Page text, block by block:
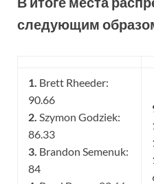
следующим
1. Brett Rheeder:
90.66
2. Szymon Godziek:
86.33
3. Brandon Semenuk:
84